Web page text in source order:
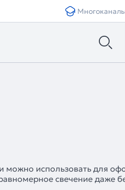
использовать для
свечение даже